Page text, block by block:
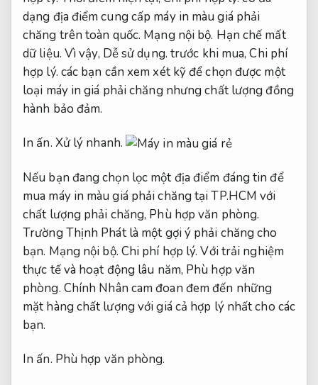
dạng địa điểm cung cấp máy in màu giá phải
chăng trên toàn quốc. Mạng nội bộ. Hạn chế mất
dữ liệu. Vì vậy, Dễ sử dụng. trước khi mua,Chi phí
hợp lý. các bạn cần xem xét kỹ để chọn được một
loại máy in giá phải chăng nhưng chất lượng đồng
hành bảo đảm.
In ấn. Xử lý nhanh.
Nếu bạn đang chọn lọc một địa điểm đáng tin để
mua máy in màu giá phải chăng tại TP.HCM với
chất lượng phải chăng, Phù hợp văn phòng.
Trường Thịnh Phát là một gợi ý phải chăng cho
bạn. Mạng nội bộ. Chi phí hợp lý. Với trải nghiệm
thực tế và hoạt động lâu năm, Phù hợp văn
phòng. Chính Nhân cam đoan đem đến những
mặt hàng chất lượng với giá cả hợp lý nhất cho các
bạn.
In ấn. Phù hợp văn phòng.